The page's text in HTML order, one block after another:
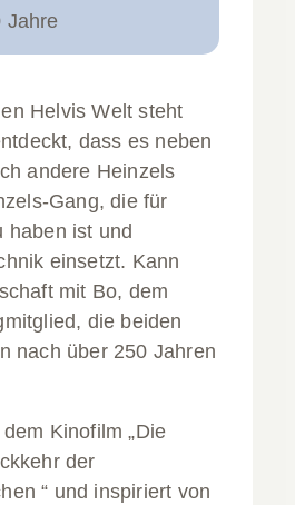
Jahre
Helvis Welt steht
dass es neben
andere Heinzels
Gang, die für
haben ist und
einsetzt. Kann
mit Bo, dem
die beiden
nach über 250 Jahren
Kinofilm „Die
der
“ und inspiriert von